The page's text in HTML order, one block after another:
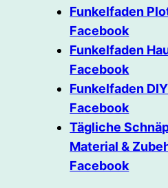
Funkelfaden
Facebook
Funkelfaden
Facebook
Funkelfaden
Facebook
Tägliche
Material &
Facebook